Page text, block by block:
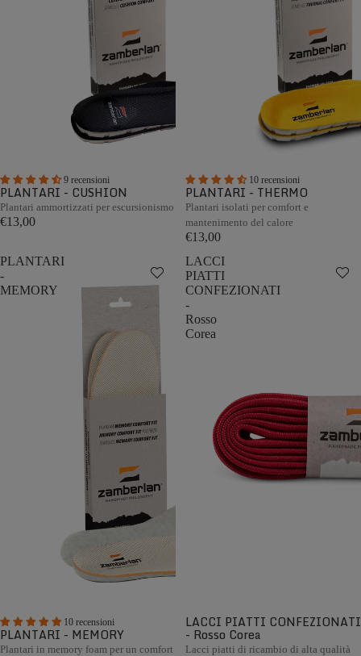
9 recensioni
PLANTARI - CUSHION
Plantari ammortizzati per escursionismo
€13,00
10 recensioni
PLANTARI - THERMO
Plantari isolati per comfort e
mantenimento del calore
€13,00
PLANTARI
-
MEMORY
10 recensioni
PLANTARI - MEMORY
Plantari in memory foam per un comfort
LACCI
PIATTI
CONFEZIONATI
-
Rosso
Corea
LACCI PIATTI CONFEZIONATI
- Rosso Corea
Lacci piatti di ricambio di alta qualità